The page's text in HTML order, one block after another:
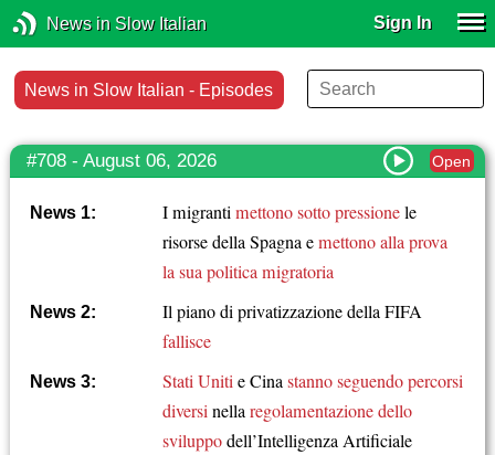
News in Slow Italian Sign In
News in Slow Italian - Episodes
#708 - August 06, 2026 Open
News 1: I migrantimettono sotto pressionele
risorse della Spagna emettono alla prova
la sua politica migratoria
News 2:
Il piano di privatizzazione della FIFA
fallisce
News 3: Stati Unitie Cinastanno seguendopercorsi
diversinellaregolamentazione dello
sviluppodell’Intelligenza Artificiale